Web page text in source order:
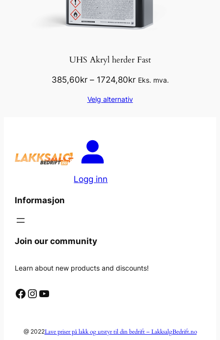
UHS Akryl herder Fast
385,60kr – 1724,80krPrisområde:
Eks. mva.
Velg alternativ
Logg inn
Informasjon
Join our community
Learn about new products and discounts!
Facebook InstagramYouTube
@ 2022Lave priser på lakk og utstyr til din bedrift – LakksalgBedrift.no